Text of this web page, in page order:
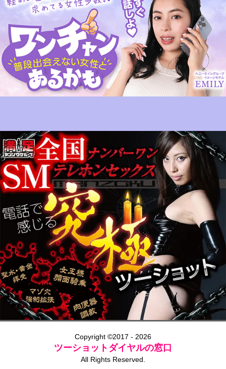
Copyright ©2017 - 2026
ツーショットダイヤルの窓口
All Rights Reserved.